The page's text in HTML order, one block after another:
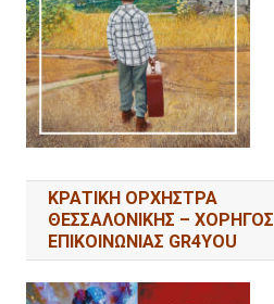
ΚΡΑΤΙΚΗ ΟΡΧΗΣΤΡΑ
ΘΕΣΣΑΛΟΝΙΚΗΣ – ΧΟΡΗΓΟΣ
ΕΠΙΚΟΙΝΩΝΙΑΣ GR4YOU